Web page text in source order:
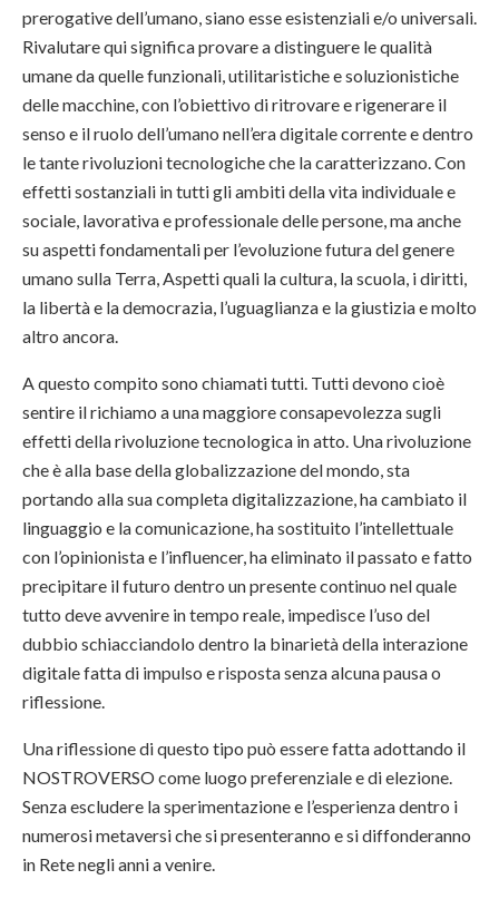
prerogative dell’umano, siano esse esistenziali e/o universali.
Rivalutare qui significa provare a distinguere le qualità
umane da quelle funzionali, utilitaristiche e soluzionistiche
delle macchine, con l’obiettivo di ritrovare e rigenerare il
senso e il ruolo dell’umano nell’era digitale corrente e dentro
le tante rivoluzioni tecnologiche che la caratterizzano. Con
effetti sostanziali in tutti gli ambiti della vita individuale e
sociale, lavorativa e professionale delle persone, ma anche
su aspetti fondamentali per l’evoluzione futura del genere
umano sulla Terra, Aspetti quali la cultura, la scuola, i diritti,
la libertà e la democrazia, l’uguaglianza e la giustizia e molto
altro ancora.
A questo compito sono chiamati tutti. Tutti devono cioè
sentire il richiamo a una maggiore consapevolezza sugli
effetti della rivoluzione tecnologica in atto. Una rivoluzione
che è alla base della globalizzazione del mondo, sta
portando alla sua completa digitalizzazione, ha cambiato il
linguaggio e la comunicazione, ha sostituito l’intellettuale
con l’opinionista e l’influencer, ha eliminato il passato e fatto
precipitare il futuro dentro un presente continuo nel quale
tutto deve avvenire in tempo reale, impedisce l’uso del
dubbio schiacciandolo dentro la binarietà della interazione
digitale fatta di impulso e risposta senza alcuna pausa o
riflessione.
Una riflessione di questo tipo può essere fatta adottando il
NOSTROVERSO come luogo preferenziale e di elezione.
Senza escludere la sperimentazione e l’esperienza dentro i
numerosi metaversi che si presenteranno e si diffonderanno
in Rete negli anni a venire.